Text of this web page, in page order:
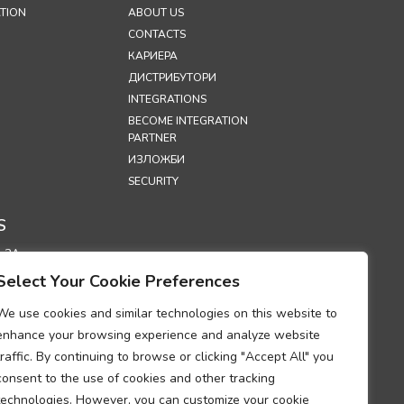
Your Cookie Preferences
use cookies and similar technologies on this website to
your browsing experience and analyze website
By continuing to browse or clicking "Accept All" you
to the use of cookies and other tracking
However, you can customize your cookie
ABOUT US
CONTACTS
КАРИЕРА
ДИСТРИБУТОРИ
INTEGRATIONS
BECOME INTEGRATION
PARTNER
ИЗЛОЖБИ
SECURITY
ЗА
НА
(COOKIES)
ОТНОСНО
НА
ЗА
НА ЛИЧНИ